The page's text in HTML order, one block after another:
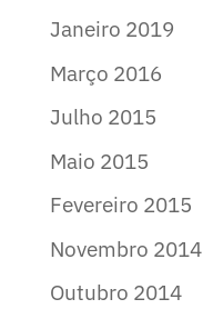
Janeiro 2019
Março 2016
Julho 2015
Maio 2015
Fevereiro 2015
Novembro 2014
Outubro 2014